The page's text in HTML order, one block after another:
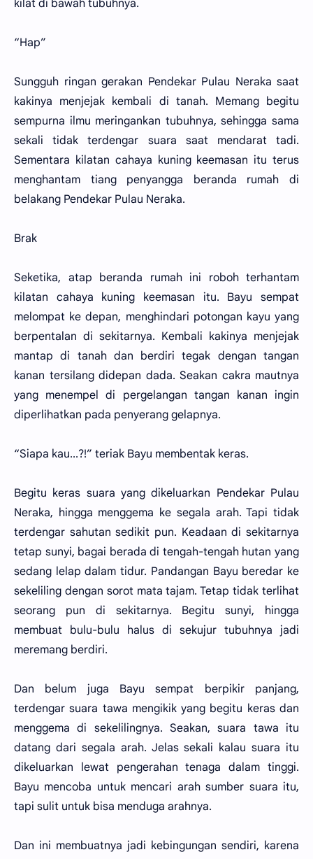
kilat di bawah tubuhnya.
“Hap”
Sungguh ringan gerakan Pendekar Pulau Neraka saat
kakinya menjejak kembali di tanah. Memang begitu
sempurna ilmu meringankan tubuhnya, sehingga sama
sekali tidak terdengar suara saat mendarat tadi.
Sementara kilatan cahaya kuning keemasan itu terus
menghantam tiang penyangga beranda rumah di
belakang Pendekar Pulau Neraka.
Brak
Seketika, atap beranda rumah ini roboh terhantam
kilatan cahaya kuning keemasan itu. Bayu sempat
melompat ke depan, menghindari potongan kayu yang
berpentalan di sekitarnya. Kembali kakinya menjejak
mantap di tanah dan berdiri tegak dengan tangan
kanan tersilang didepan dada. Seakan cakra mautnya
yang menempel di pergelangan tangan kanan ingin
diperlihatkan pada penyerang gelapnya.
“Siapa kau...?!” teriak Bayu membentak keras.
Begitu keras suara yang dikeluarkan Pendekar Pulau
Neraka, hingga menggema ke segala arah. Tapi tidak
terdengar sahutan sedikit pun. Keadaan di sekitarnya
tetap sunyi, bagai berada di tengah-tengah hutan yang
sedang lelap dalam tidur. Pandangan Bayu beredar ke
sekeliling dengan sorot mata tajam. Tetap tidak terlihat
seorang pun di sekitarnya. Begitu sunyi, hingga
membuat bulu-bulu halus di sekujur tubuhnya jadi
meremang berdiri.
Dan belum juga Bayu sempat berpikir panjang,
terdengar suara tawa mengikik yang begitu keras dan
menggema di sekelilingnya. Seakan, suara tawa itu
datang dari segala arah. Jelas sekali kalau suara itu
dikeluarkan lewat pengerahan tenaga dalam tinggi.
Bayu mencoba untuk mencari arah sumber suara itu,
tapi sulit untuk bisa menduga arahnya.
Dan ini membuatnya jadi kebingungan sendiri, karena